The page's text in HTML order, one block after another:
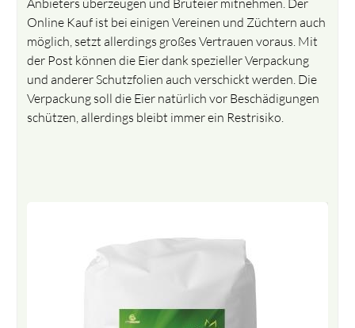
Online Kauf ist bei einigen Vereinen und Züchtern auch
möglich, setzt allerdings großes Vertrauen voraus. Mit
der Post können die Eier dank spezieller Verpackung
und anderer Schutzfolien auch verschickt werden. Die
Verpackung soll die Eier natürlich vor Beschädigungen
schützen, allerdings bleibt immer ein Restrisiko.